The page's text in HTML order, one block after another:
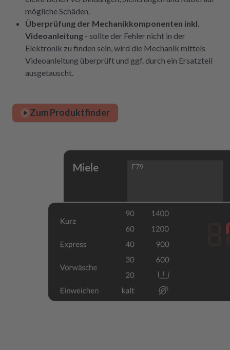
mögliche Schäden.
Überprüfung der Mechanikkomponenten inkl.
Videoanleitung - sollte der Fehler nicht in der
Elektronik zu finden sein, wird die Mechanik mittels
Videoanleitung überprüft und ggf. durch ein Ersatzteil
ausgetauscht.
Zum Produktfinder
Miele F79